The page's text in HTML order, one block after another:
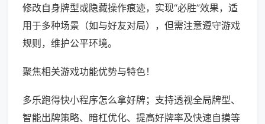
修改自身牌型或隐藏操作痕迹，实现“必胜”效果，适
用于多种场景（如与好友对局），但需注意遵守游戏
规则，维护公平环境。
聚焦相关游戏功能优势与特色！
多乐跑得快小程序怎么拿好牌；支持透视全局牌型、
智能出牌策略、暗杠优化、提高好牌率及快速自摸等